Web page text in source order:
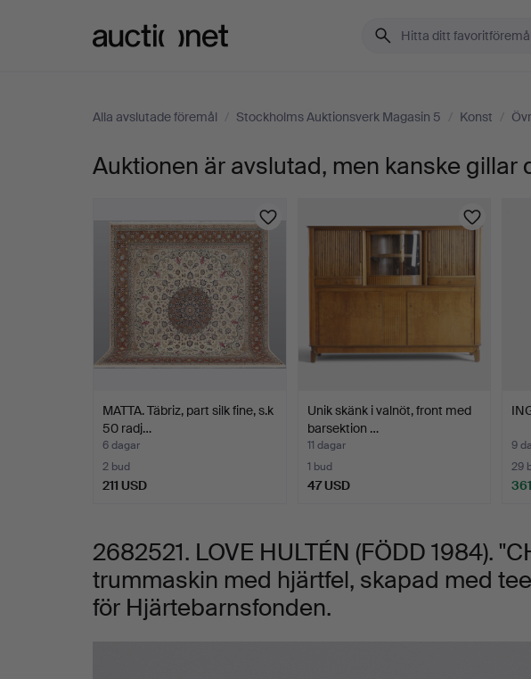
Alla avslutade föremål / Stockholms Auktionsverk Magasin 5 / Konst /
LOVE
HULTÉN
(FÖDD
1984).
"CHD–
unik
trummaskin
hjärtfel,
skapad
Auktionen är avslutad, men kanske gillar
MATTA. Täbriz, part silk fine, s.k
50 radj…
6 dagar
2 bud
211 USD
Unik skänk i valnöt, front med
barsektion …
11 dagar
1 bud
47 USD
9
29
2682521. LOVE HULTÉN (FÖDD 1984).
trummaskin med hjärtfel, skapad med
för Hjärtebarnsfonden.